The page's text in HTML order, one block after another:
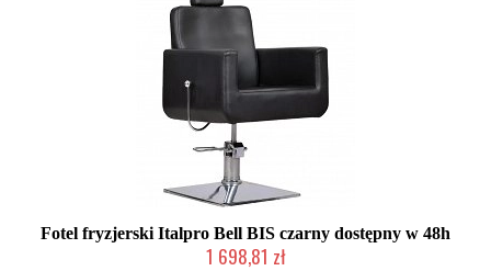
Fotel fryzjerski Italpro Bell BIS czarny dostępny w 48h
1 698,81 zł